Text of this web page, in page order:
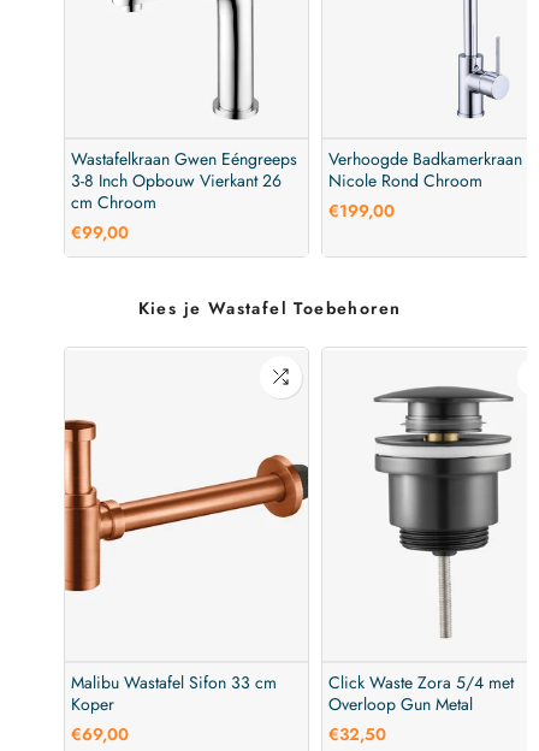
Wastafelkraan Gwen Eéngreeps
3-8 Inch Opbouw Vierkant 26
cm Chroom
€99,00
Verhoogde Badkamerkraan
Nicole Rond Chroom
€199,00
Kies je Wastafel Toebehoren
Malibu Wastafel Sifon 33 cm
Koper
€69,00
Click Waste Zora 5/4 met
Overloop Gun Metal
€32,50